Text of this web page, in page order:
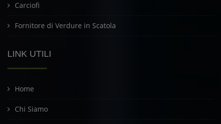
Carciofi
Fornitore di Verdure in Scatola
LINK UTILI
Home
Chi Siamo